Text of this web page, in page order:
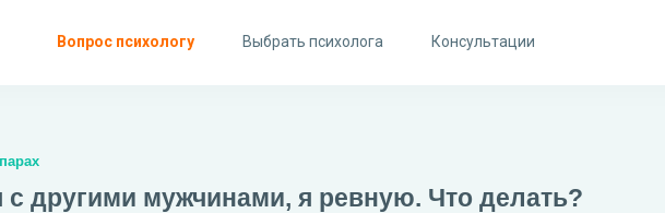
Вопрос психологу Выбрать психолога Консультации
другими мужчинами, я ревную. Что делать?